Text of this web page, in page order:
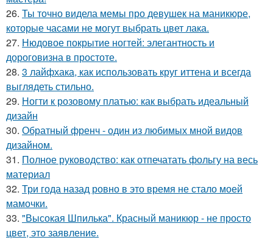
26. Ты точно видела мемы про девушек на маникюре,
которые часами не могут выбрать цвет лака.
27. Нюдовое покрытие ногтей: элегантность и
дороговизна в простоте.
28. 3 лайфхака, как использовать круг иттена и всегда
выглядеть стильно.
29. Ногти к розовому платью: как выбрать идеальный
дизайн
30. Обратный френч - один из любимых мной видов
дизайном.
31. Полное руководство: как отпечатать фольгу на весь
материал
32. Три года назад ровно в это время не стало моей
мамочки.
33. "Высокая Шпилька". Красный маникюр - не просто
цвет, это заявление.